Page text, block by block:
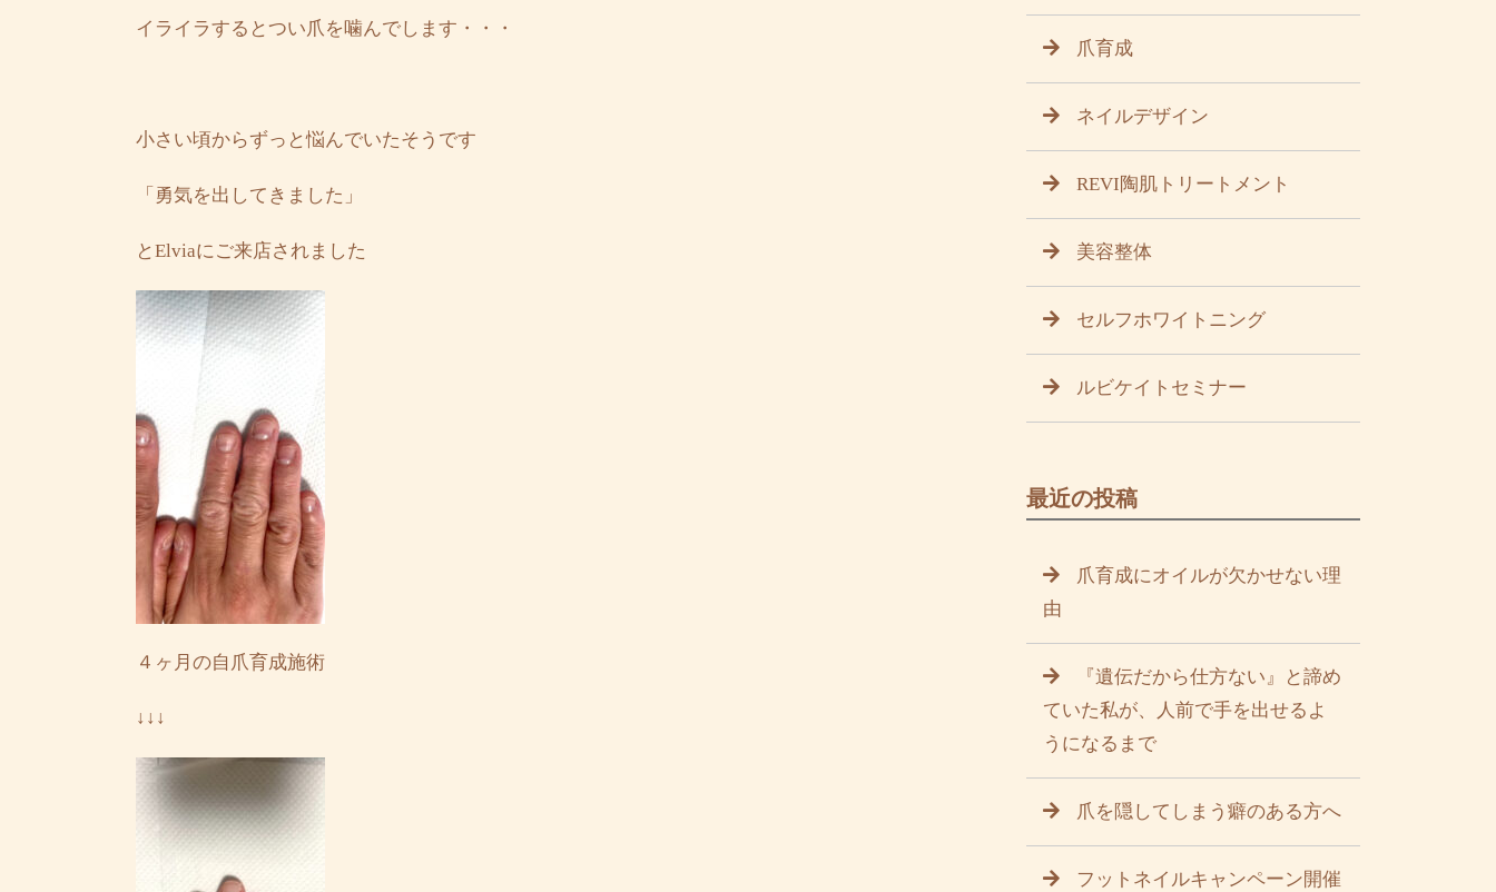
イライラするとつい爪を噛んでします・・・
小さい頃からずっと悩んでいたそうです
「勇気を出してきました」
とElviaにご来店されました
４ヶ月の自爪育成施術
↓↓↓
爪育成
ネイルデザイン
REVI陶肌トリートメント
美容整体
セルフホワイトニング
ルビケイトセミナー
最近の投稿
爪育成にオイルが欠かせない理
由
『遺伝だから仕方ない』と諦め
ていた私が、人前で手を出せるよ
うになるまで
爪を隠してしまう癖のある方へ
フットネイルキャンペーン開催